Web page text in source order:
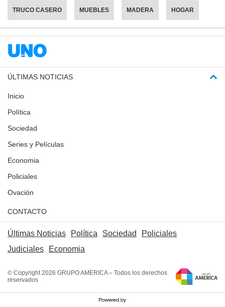
TRUCO CASERO MUEBLES MADERA HOGAR
ÚLTIMAS NOTICIAS
Inicio
Política
Sociedad
Series y Películas
Economia
Policiales
Ovación
CONTACTO
Últimas Noticias Política Sociedad
Policiales
Judiciales
Economia
© Copyright 2026 GRUPO AMERICA – Todos los derechos
reservados